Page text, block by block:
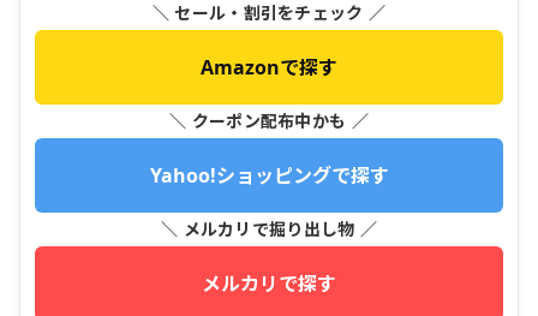
＼ セール・割引をチェック ／
Amazonで探す
＼ クーポン配布中かも ／
Yahoo!ショッピングで探す
＼ メルカリで掘り出し物 ／
メルカリで探す